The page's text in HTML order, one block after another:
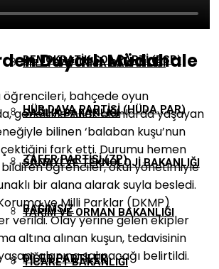
(DBP)
DEMOKRATIK SOL PARTI (DSP)
HÜR DAVA PARTISI (HÜDA PAR)
ZAFER PARTISI (ZP)
BAĞIMSIZ
DIĞER PARTILER
MILLI EĞITIM BAKANLIĞI
MILLI SAVUNMA BAKANLIĞI
SAĞLIK BAKANLIĞI
SANAYI VE TEKNOLOJI BAKANLIĞI
TARIM VE ORMAN BAKANLIĞI
TICARET BAKANLIĞI
Duyarlı Müdahale
öğrencileri, bahçede oyun
genellikle sulak alanlarda yaşayan
bilinen ‘balaban kuşu’nun
fark etti. Durumu hemen
öğrenciler, okul yönetimiyle
bir alana alarak suyla besledi.
ve Milli Parklar (DKMP)
verildi. Olay yerine gelen ekipler
altına alınan kuşun, tedavisinin
alanına salınacağı belirtildi.